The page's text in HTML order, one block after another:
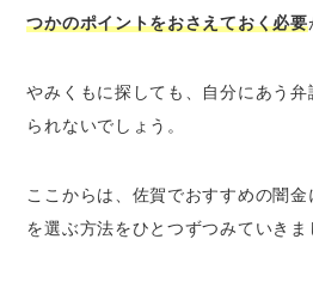
つかのポイントをおさえておく必要
やみくもに探しても、自分にあう
られないでしょう。
ここからは、佐賀でおすすめの闇
を選ぶ方法をひとつずつみていきま